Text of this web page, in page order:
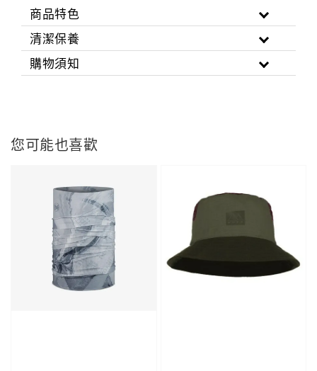
商品特色
清潔保養
購物須知
您可能也喜歡